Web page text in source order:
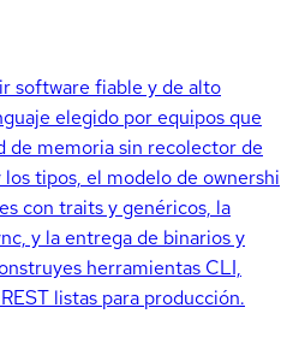
software fiable y de alto
elegido por equipos que
de memoria sin recolector de
los tipos, el modelo de
con traits y genéricos, la
y la entrega de binarios y
herramientas CLI,
listas para producción.